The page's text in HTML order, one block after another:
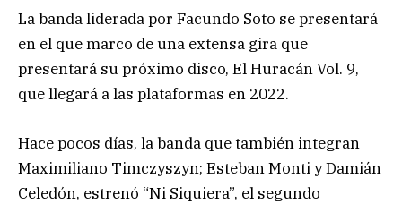
La banda liderada por Facundo Soto se presentará
en el que marco de una extensa gira que
presentará su próximo disco, El Huracán Vol. 9,
que llegará a las plataformas en 2022.
Hace pocos días, la banda que también integran
Maximiliano Timczyszyn; Esteban Monti y Damián
Celedón, estrenó “Ni Siquiera”, el segundo